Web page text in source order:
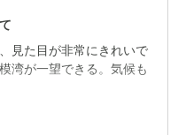
見た目が非常にきれいで
湾が一望できる。気候も